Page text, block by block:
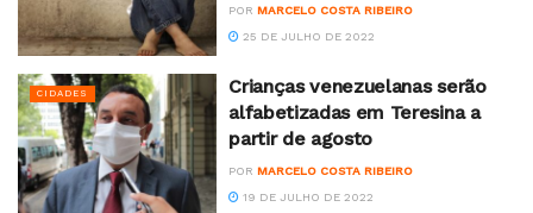
POR MARCELO COSTA RIBEIRO
25 DE JULHO DE 2022
CIDADES
Crianças venezuelanas serão
alfabetizadas em Teresina a
partir de agosto
POR MARCELO COSTA RIBEIRO
19 DE JULHO DE 2022